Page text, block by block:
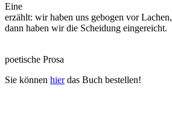
Eine
erzählt: wir haben uns gebogen vor Lachen,
dann haben wir die Scheidung eingereicht.
poetische Prosa
Sie können hierdas Buch bestellen!